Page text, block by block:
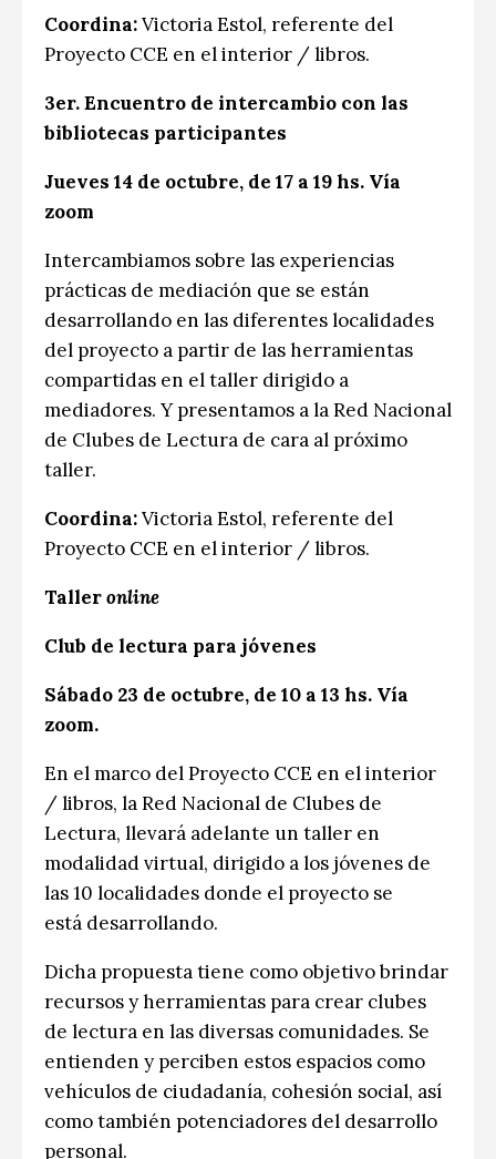
Coordina:Victoria Estol, referente del
Proyecto CCE en el interior / libros.
3er. Encuentro de intercambio con las
bibliotecas participantes
Jueves 14 de octubre, de 17 a 19 hs. Vía
zoom
Intercambiamos sobre las experiencias
prácticas de mediación que se están
desarrollando en las diferentes localidades
del proyecto a partir de las herramientas
compartidas en el taller dirigido a
mediadores. Y presentamos a la Red Nacional
de Clubes de Lectura de cara al próximo
taller.
Coordina:Victoria Estol, referente del
Proyecto CCE en el interior / libros.
Talleronline
Club de lectura para jóvenes
Sábado 23 de octubre, de 10 a 13 hs. Vía
zoom.
En el marco del Proyecto CCE en el interior
/ libros, la Red Nacional de Clubes de
Lectura, llevará adelante un taller en
modalidad virtual, dirigido a los jóvenes de
las 10 localidades donde el proyecto se
está desarrollando.
Dicha propuesta tiene como objetivo brindar
recursos y herramientas para crear clubes
de lectura en las diversas comunidades. Se
entienden y perciben estos espacios como
vehículos de ciudadanía, cohesión social, así
como también potenciadores del desarrollo
personal.